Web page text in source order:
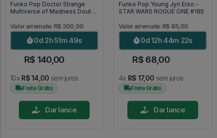
Funko Pop Doctor Strange
Multiverse of Madness Doutor
Edition] - Doctor Strange
#1000
Valor arremate: R$ 200,00
0d 2h 51m 48s
R$ 140,00
10x R$ 14,00 sem juros
Frete Grátis
Dar lance
Funko Pop Young Jyn Erso -
STAR WARS ROGUE ONE #185
Valor arremate: R$ 85,00
0d 12h 44m 21s
R$ 68,00
4x R$ 17,00 sem juros
Frete Grátis
Dar lance